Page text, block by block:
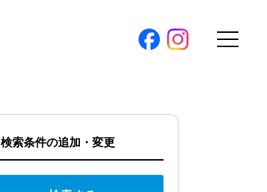
地図から探す
学区から探す
検索条件の追加・変更